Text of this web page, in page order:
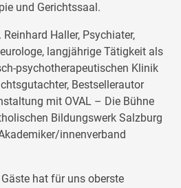
und Gerichtssaal.
Reinhard Haller, Psychiater,
langjährige Tätigkeit als
psychotherapeutischen Klinik
Bestsellerautor
mit OVAL – Die Bühne
Bildungswerk Salzburg
innenverband
hat für uns oberste